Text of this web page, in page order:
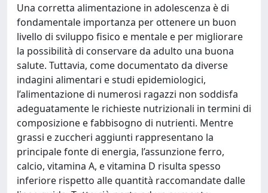
Una corretta alimentazione in adolescenza è di
fondamentale importanza per ottenere un buon
livello di sviluppo fisico e mentale e per migliorare
la possibilità di conservare da adulto una buona
salute. Tuttavia, come documentato da diverse
indagini alimentari e studi epidemiologici,
l’alimentazione di numerosi ragazzi non soddisfa
adeguatamente le richieste nutrizionali in termini di
composizione e fabbisogno di nutrienti. Mentre
grassi e zuccheri aggiunti rappresentano la
principale fonte di energia, l’assunzione ferro,
calcio, vitamina A, e vitamina D risulta spesso
inferiore rispetto alle quantità raccomandate dalle